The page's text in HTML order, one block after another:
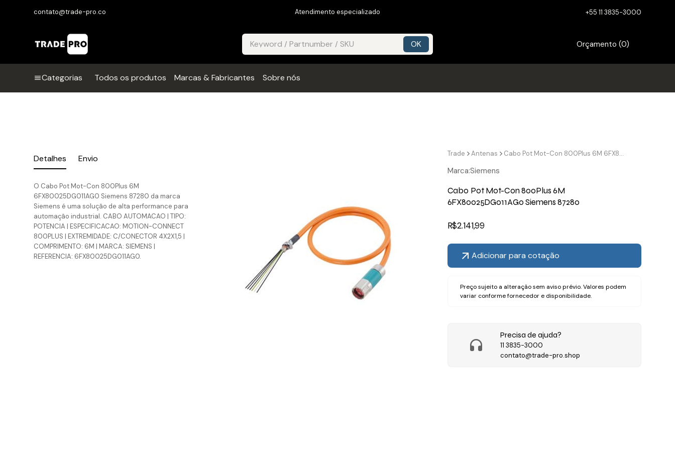
contato@trade-pro.co Atendimento especializado +55 11 3835-3000
Orçamento (0)
Categorias Todos os produtos Marcas & Fabricantes Sobre nós
Detalhes Envio
O Cabo Pot Mot-Con 800Plus 6M
6FX80025DG011AG0 Siemens 87280 da marca
Siemens é uma solução de alta performance para
automação industrial. CABO AUTOMACAO | TIPO:
POTENCIA | ESPECIFICACAO: MOTION-CONNECT
800PLUS | EXTREMIDADE: C/CONECTOR 4X2X1,5 |
COMPRIMENTO: 6M | MARCA: SIEMENS |
REFERENCIA: 6FX80025DG011AG0.
Trade Antenas Cabo Pot Mot-Con 800Plus 6M 6FX80025DG011AG0 Siemens 87280
Marca:Siemens
Cabo Pot Mot-Con 800Plus 6M
6FX80025DG011AG0 Siemens 87280
R$2.141,99
Adicionar para cotação
Preço sujeito a alteração sem aviso prévio. Valores podem
variar conforme fornecedor e disponibilidade.
Precisa de ajuda?
11 3835-3000
contato@trade-pro.shop